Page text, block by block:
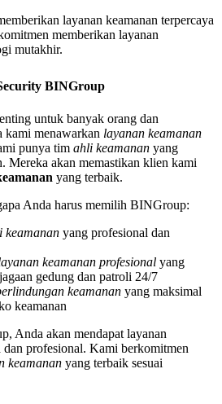
layanan keamanan terpercaya
memberikan layanan
mutakhir.
BINGroup
untuk banyak orang dan
kami menawarkan layanan keamanan
punya tim ahli keamanan yang
Mereka akan memastikan klien kami
yang terbaik.
Anda harus memilih BINGroup:
keamanan yang profesional dan
keamanan profesional yang
gedung dan patroli 24/7
keamanan yang maksimal
keamanan
Anda akan mendapat layanan
dan profesional. Kami berkomitmen
keamanan yang terbaik sesuai